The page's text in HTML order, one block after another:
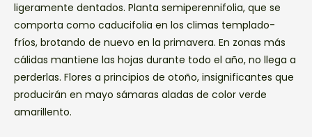
ligeramente dentados. Planta semiperennifolia, que se
comporta como caducifolia en los climas templado-
fríos, brotando de nuevo en la primavera. En zonas más
cálidas mantiene las hojas durante todo el año, no llega a
perderlas. Flores a principios de otoño, insignificantes que
producirán en mayo sámaras aladas de color verde
amarillento.